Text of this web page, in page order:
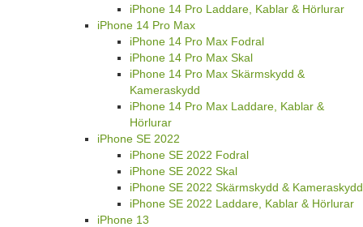
iPhone 14 Pro Laddare, Kablar & Hörlurar
iPhone 14 Pro Max
iPhone 14 Pro Max Fodral
iPhone 14 Pro Max Skal
iPhone 14 Pro Max Skärmskydd &
Kameraskydd
iPhone 14 Pro Max Laddare, Kablar &
Hörlurar
iPhone SE 2022
iPhone SE 2022 Fodral
iPhone SE 2022 Skal
iPhone SE 2022 Skärmskydd & Kameraskydd
iPhone SE 2022 Laddare, Kablar & Hörlurar
iPhone 13